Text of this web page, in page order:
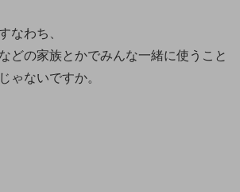
なわち、
どの家族とかでみんな一緒に使うこと
ゃないですか。